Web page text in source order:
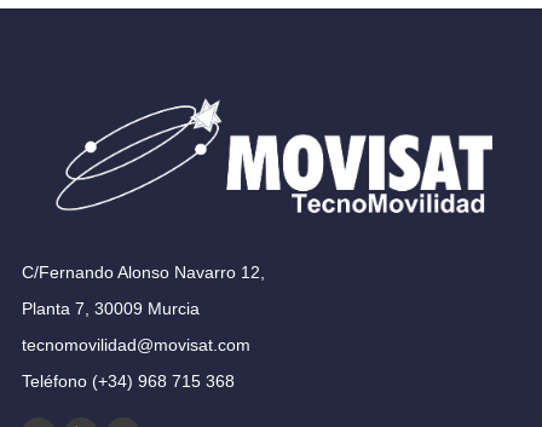
C/Fernando Alonso Navarro 12,
Planta 7, 30009 Murcia
tecnomovilidad@movisat.com
Teléfono (+34) 968 715 368